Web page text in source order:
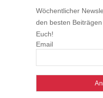
Wöchentlicher
den besten
Euch!
Email